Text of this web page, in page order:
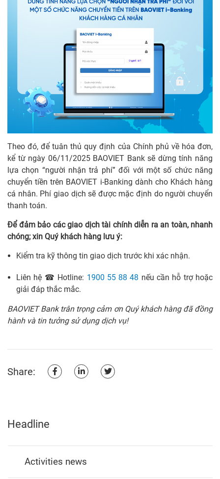
Theo đó, để tuân thủ quy định của Chính phủ về hóa đơn,
kể từ ngày 06/11/2025 BAOVIET Bank sẽ dừng tính năng
lựa chọn “người nhận trả phí” đối với một số chức năng
chuyển tiền trên BAOVIET i-Banking dành cho Khách hàng
cá nhân. Phí giao dịch sẽ được mặc định do người chuyển
thanh toán.
Để đảm bảo các giao dịch tài chính diễn ra an toàn, nhanh
chóng; xin Quý khách hàng lưu ý:
Kiểm tra kỹ thông tin giao dịch trước khi xác nhận.
Liên hệ ☎ Hotline: 1900 55 88 48 nếu cần hỗ trợ hoặc
giải đáp thắc mắc.
BAOVIET Bank trân trọng cảm ơn Quý khách hàng đã đồng
hành và tin tưởng sử dụng dịch vụ!
Share:
Headline
Activities news